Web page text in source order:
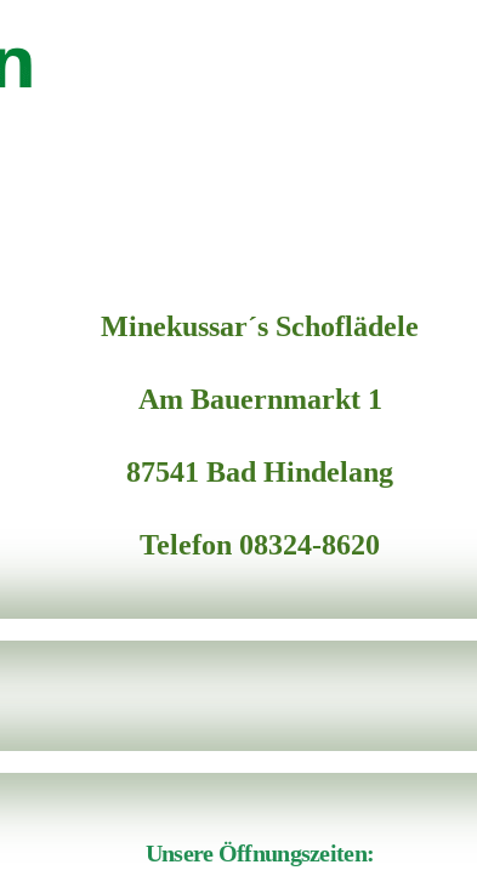
Minekussar´s Schoflädele
Am Bauernmarkt 1
87541 Bad Hindelang
Telefon 08324-8620
Unsere Öffnungszeiten: